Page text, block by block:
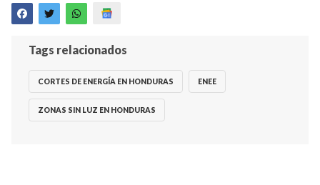
Tags relacionados
CORTES DE ENERGÍA EN HONDURAS ENEE
ZONAS SIN LUZ EN HONDURAS